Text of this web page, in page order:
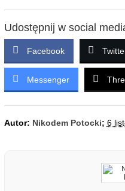
Udostępnij w social
Facebook
Messenger
Autor: Nikodem Potocki; 6